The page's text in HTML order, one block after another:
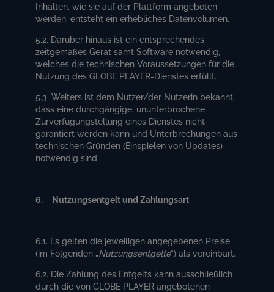
Inhalten, wie sie auf der Plattform angeboten
werden, entsteht ein erhebliches Datenvolumen.
5.2. Darüber hinaus ist ein entsprechendes,
zeitgemäßes Gerät samt Software notwendig,
welches die technischen Voraussetzungen für die
Nutzung des GLOBE PLAYER-Dienstes erfüllt.
5.3. Weiters ist dem Nutzer/der Nutzerin bekannt,
dass eine durchgängige, ununterbrochene
Zurverfügungstellung eines Dienstes nicht
garantiert werden kann und Unterbrechungen aus
technischen Gründen (Einspielen von Updates)
notwendig sind.
6. Nutzungsentgelt und Zahlungsart
6.1. Es gelten die jeweiligen angegebenen Preise
(im Folgenden „Nutzungsentgelte“) als vereinbart.
6.2. Die Zahlung des Entgelts kann ausschließlich
durch die von GLOBE PLAYER angebotenen